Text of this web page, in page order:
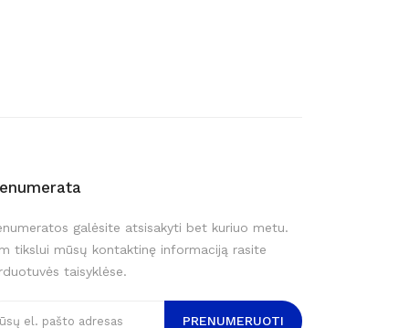
galėsite atsisakyti bet kuriuo metu.
tikslui mūsų kontaktinę informaciją rasite
taisyklėse.